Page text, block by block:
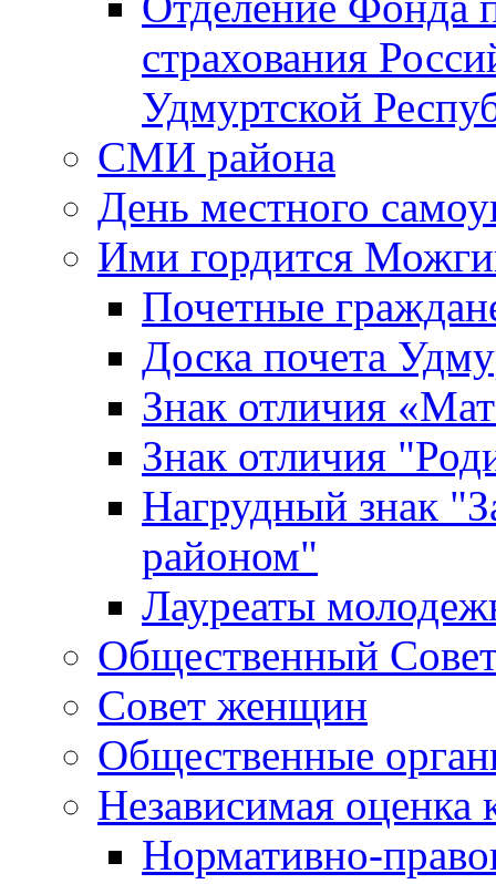
страхования
Удмуртской
СМИ района
День местного
Ими гордится
Почетные
Доска почета
Знак отличия
Знак отличия
Нагрудный знак
районом"
Лауреаты
Общественный
Совет женщин
Общественные
Независимая оценка
Нормативно-